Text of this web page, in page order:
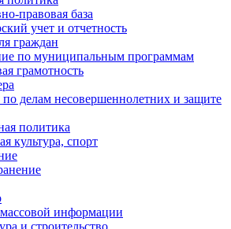
правовая база
учет и отчетность
граждан
по муниципальным программам
грамотность
делам несовершеннолетних и защите
политика
культура, спорт
информации
и строительство